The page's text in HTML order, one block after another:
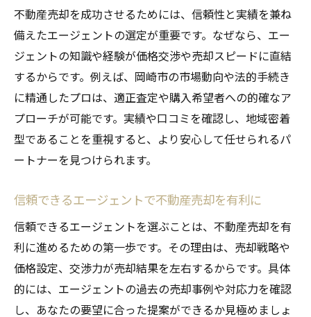
不動産売却を成功させるためには、信頼性と実績を兼ね
備えたエージェントの選定が重要です。なぜなら、エー
ジェントの知識や経験が価格交渉や売却スピードに直結
するからです。例えば、岡崎市の市場動向や法的手続き
に精通したプロは、適正査定や購入希望者への的確なア
プローチが可能です。実績や口コミを確認し、地域密着
型であることを重視すると、より安心して任せられるパ
ートナーを見つけられます。
信頼できるエージェントで不動産売却を有利に
信頼できるエージェントを選ぶことは、不動産売却を有
利に進めるための第一歩です。その理由は、売却戦略や
価格設定、交渉力が売却結果を左右するからです。具体
的には、エージェントの過去の売却事例や対応力を確認
し、あなたの要望に合った提案ができるか見極めましょ